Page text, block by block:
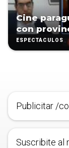
Cine
con
ESPECTÁCULOS
Publicitar /
Suscribite al